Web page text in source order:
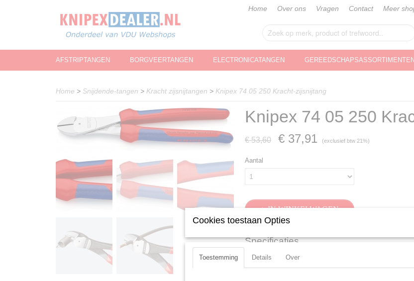
Home Over ons Vragen Contact Meer
AFSTRIPTANGEN BORGVEERTANGEN ELECTRONICATANGEN GEREEDSCHAPSASSORTIMENTEN
Home > Snijdende-tangen > Kracht zijsnijtangen > Knipex 74 05 250 Kracht-zijsnijtang
Knipex 74 05 250
€ 53,60 € 37,91 (exclusief btw 21%)
Aantal
IN WINKELWAGEN
Specificaties
Productcode
EAN code
Cookies toestaan Opties
Toestemming Details Over